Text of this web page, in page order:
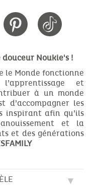
Noukie's !
le Monde fonctionne
et
à un monde
d’accompagner les
inspirant afin qu’ils
et la
et des générations